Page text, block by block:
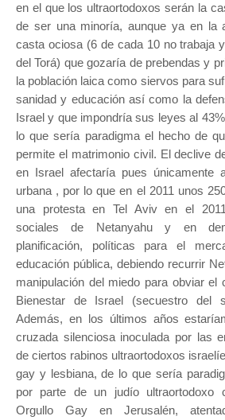
en el que los ultraortodoxos serán la
de ser una minoría, aunque ya en la
casta ociosa (6 de cada 10 no trabaja
del Torá) que gozaría de prebendas y
la población laica como siervos para
sanidad y educación así como la
Israel y que impondría sus leyes al
lo que sería paradigma el hecho de
permite el matrimonio civil. El declive
en Israel afectaría pues únicamente
urbana , por lo que en el 2011 unos
una protesta en Tel Aviv en el
sociales de Netanyahu y en
planificación, políticas para el
educación pública, debiendo recurrir
manipulación del miedo para obviar el
Bienestar de Israel (secuestro del
Además, en los últimos años
cruzada silenciosa inoculada por las
de ciertos rabinos ultraortodoxos
gay y lesbiana, de lo que sería
por parte de un judío ultraortodoxo
Orgullo Gay en Jerusalén,